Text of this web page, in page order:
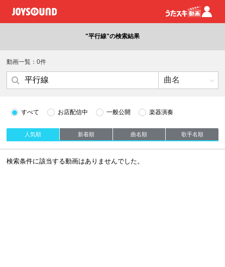
"平行線"の検索結果
動画一覧：0件
すべて お店配信中 一般公開 楽器演奏
人気順 新着順 曲名順 歌手名順
検索条件に該当する動画はありませんでした。